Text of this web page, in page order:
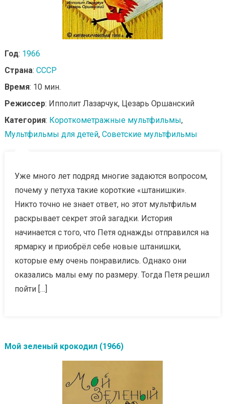
Год: 1966
Страна: СССР
Время: 10 мин.
Режиссер: Ипполит Лазарчук, Цезарь Оршанский
Категория: Короткометражные мультфильмы,
Мультфильмы для детей, Советские мультфильмы
Уже много лет подряд многие задаются вопросом,
почему у петуха такие короткие «штанишки».
Никто точно не знает ответ, но этот мультфильм
раскрывает секрет этой загадки. История
начинается с того, что Петя однажды отправился на
ярмарку и приобрёл себе новые штанишки,
которые ему очень понравились. Однако они
оказались малы ему по размеру. Тогда Петя решил
пойти […]
Мой зеленый крокодил (1966)